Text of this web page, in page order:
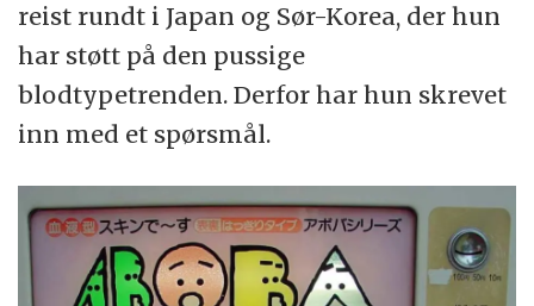
reist rundt i Japan og Sør-Korea, der hun
har støtt på den pussige
blodtypetrenden. Derfor har hun skrevet
inn med et spørsmål.